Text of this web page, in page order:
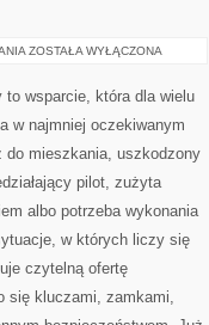
HISTORIE
DRÓG
ZOSTAŁA WYŁĄCZONA
to wsparcie, która dla wielu
w najmniej oczekiwanym
do mieszkania, uszkodzony
pilot, zużyta
albo potrzeba wykonania
w których liczy się
czytelną ofertę
się kluczami, zamkami,